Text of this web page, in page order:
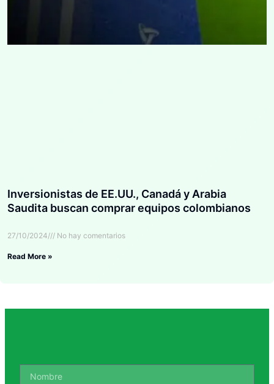
Inversionistas de EE.UU., Canadá y Arabia
Saudita buscan comprar equipos colombianos
27/10/2024 No hay comentarios
Read More »